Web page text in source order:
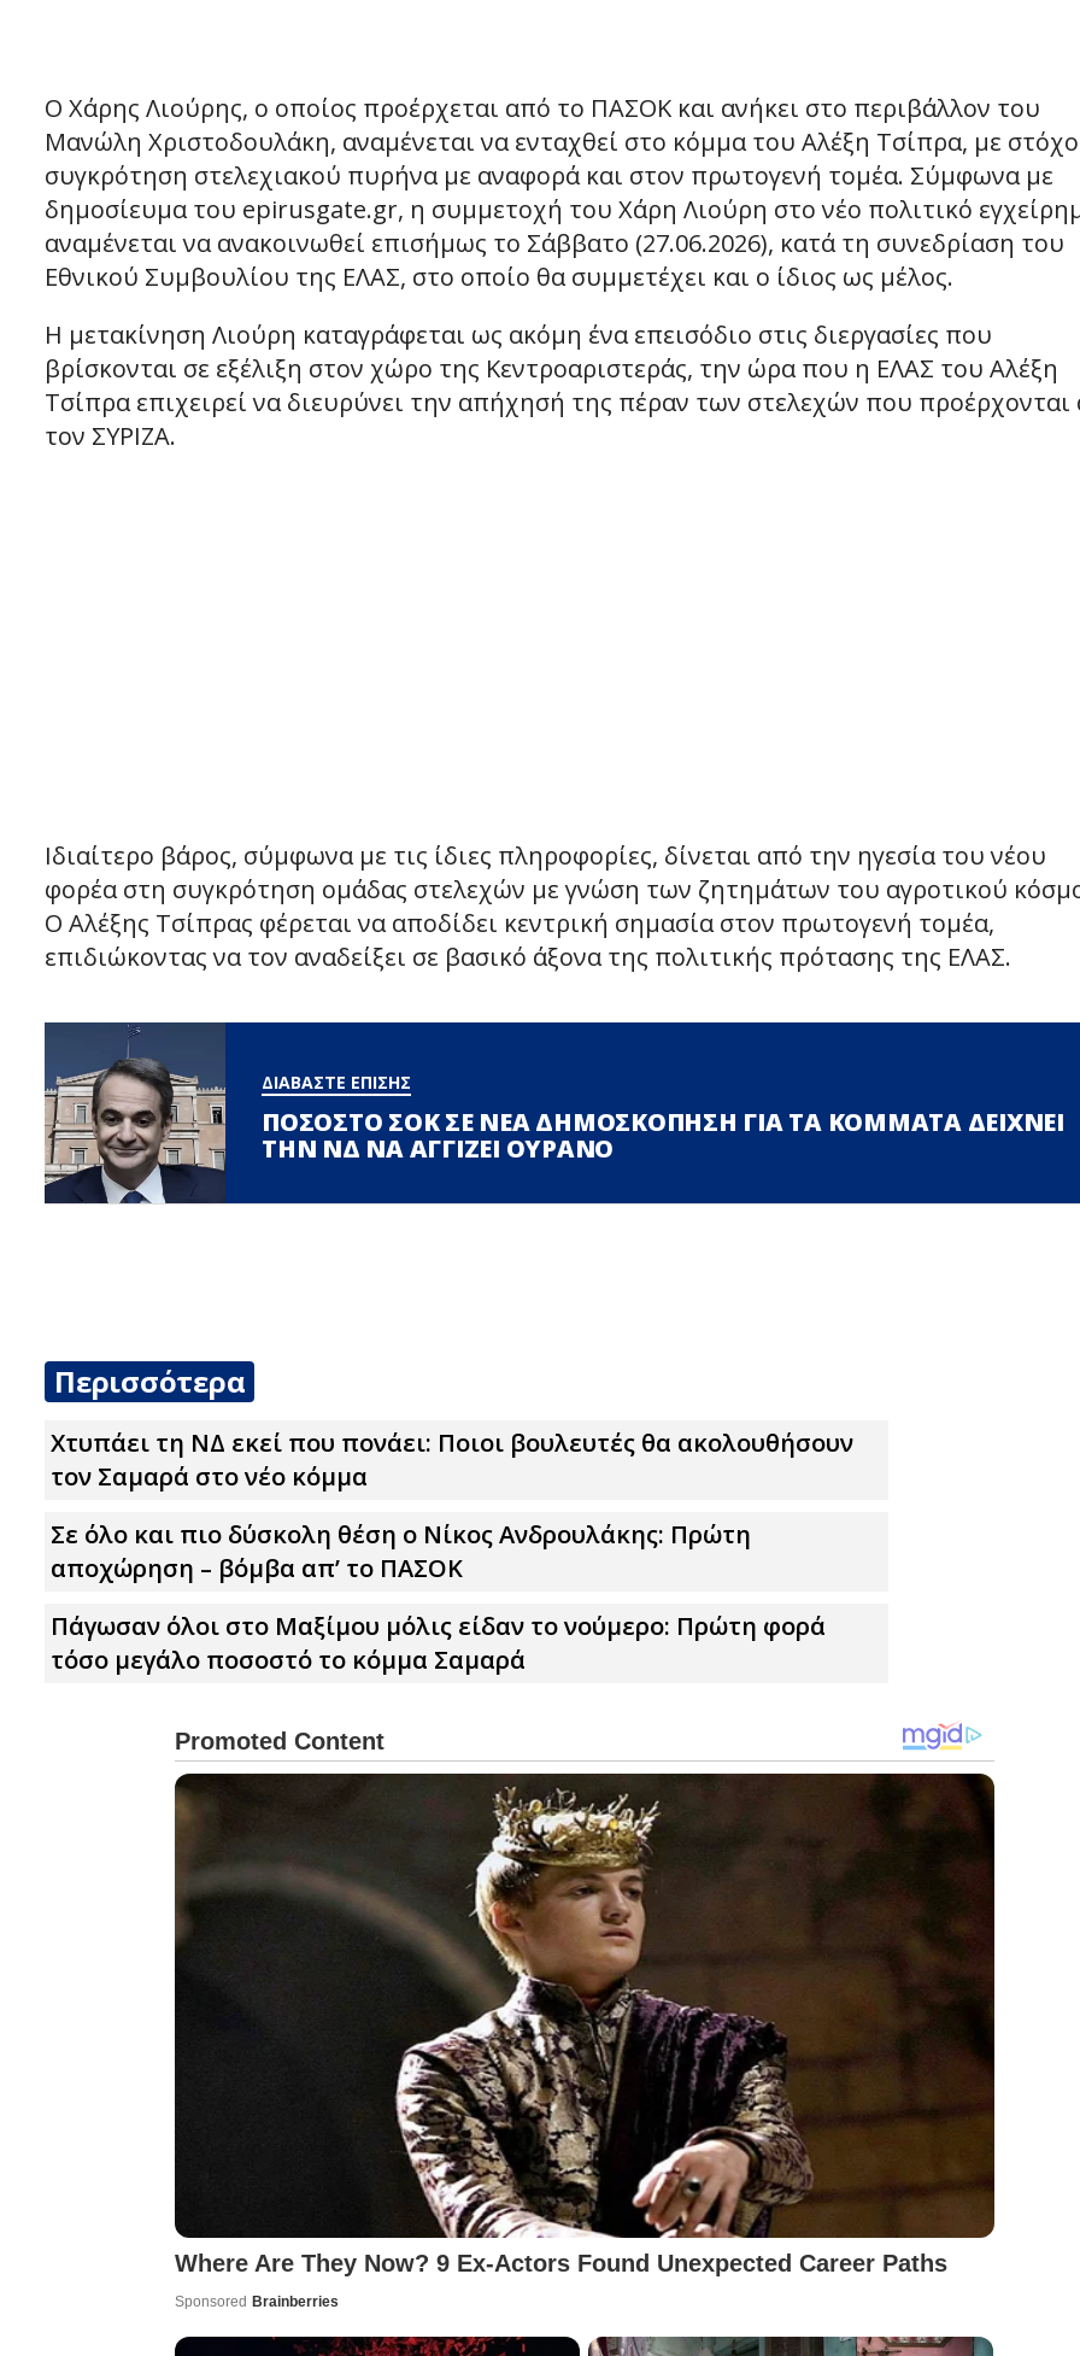
Ο Χάρης Λιούρης, ο οποίος προέρχεται από το ΠΑΣΟΚ και ανήκει στο περιβάλλον του
Μανώλη Χριστοδουλάκη, αναμένεται να ενταχθεί στο κόμμα του Αλέξη Τσίπρα, με
συγκρότηση στελεχιακού πυρήνα με αναφορά και στον πρωτογενή τομέα. Σύμφωνα με
δημοσίευμα του epirusgate.gr, η συμμετοχή του Χάρη Λιούρη στο νέο πολιτικό
αναμένεται να ανακοινωθεί επισήμως το Σάββατο (27.06.2026), κατά τη συνεδρίαση του
Εθνικού Συμβουλίου της ΕΛΑΣ, στο οποίο θα συμμετέχει και ο ίδιος ως μέλος.
Η μετακίνηση Λιούρη καταγράφεται ως ακόμη ένα επεισόδιο στις διεργασίες που
βρίσκονται σε εξέλιξη στον χώρο της Κεντροαριστεράς, την ώρα που η ΕΛΑΣ του Αλέξη
Τσίπρα επιχειρεί να διευρύνει την απήχησή της πέραν των στελεχών που
τον ΣΥΡΙΖΑ.
Ιδιαίτερο βάρος, σύμφωνα με τις ίδιες πληροφορίες, δίνεται από την ηγεσία του νέου
φορέα στη συγκρότηση ομάδας στελεχών με γνώση των ζητημάτων του αγροτικού
Ο Αλέξης Τσίπρας φέρεται να αποδίδει κεντρική σημασία στον πρωτογενή τομέα,
επιδιώκοντας να τον αναδείξει σε βασικό άξονα της πολιτικής πρότασης της ΕΛΑΣ.
ΔΙΑΒΑΣΤΕ ΕΠΙΣΗΣ
ΠΟΣΟΣΤΟ ΣΟΚ ΣΕ ΝΕΑ ΔΗΜΟΣΚΟΠΗΣΗ ΓΙΑ ΤΑ ΚΟΜΜΑΤΑ ΔΕΙΧΝΕΙ
ΤΗΝ ΝΔ ΝΑ ΑΓΓΙΖΕΙ ΟΥΡΑΝΟ
Περισσότερα
Χτυπάει τη ΝΔ εκεί που πονάει: Ποιοι βουλευτές θα ακολουθήσουν
τον Σαμαρά στο νέο κόμμα
Σε όλο και πιο δύσκολη θέση ο Νίκος Ανδρουλάκης: Πρώτη
αποχώρηση – βόμβα απ’ το ΠΑΣΟΚ
Πάγωσαν όλοι στο Μαξίμου μόλις είδαν το νούμερο: Πρώτη φορά
τόσο μεγάλο ποσοστό το κόμμα Σαμαρά